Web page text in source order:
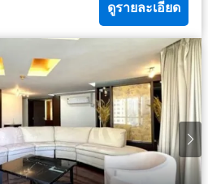
ดูรายละเอียด